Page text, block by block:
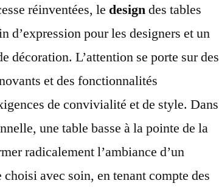
réinventées, le designdes tables
d’expression pour les designers et un
décoration. L’attention se porte sur des
et des fonctionnalités
de convivialité et de style. Dans
une table basse à la pointe de la
radicalement l’ambiance d’un
avec soin, en tenant compte des